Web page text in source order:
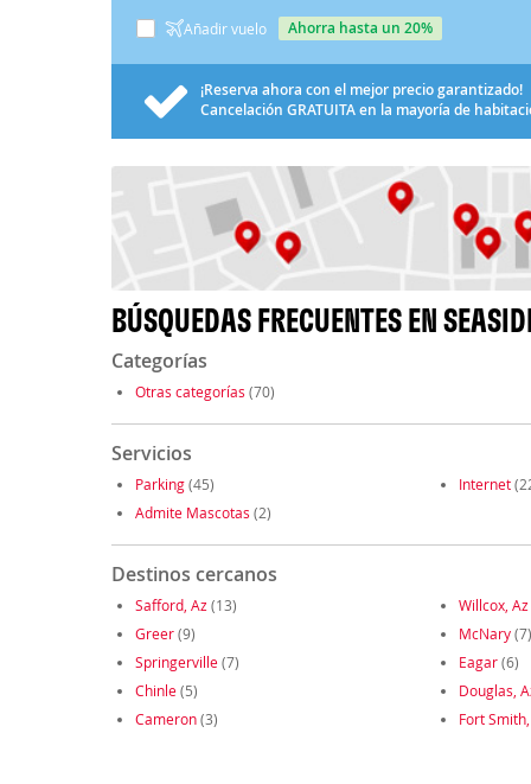
Añadir vuelo ahorra hasta un 20%
¡Reserva ahora con el mejor precio garantizado!
Cancelación GRATUITAen la mayoría de
BÚSQUEDAS FRECUENTES EN
Categorías
Otras categorías (70)
Servicios
Parking(45) Internet
Admite Mascotas (2)
Destinos cercanos
Safford, Az (13) Willcox, Az
Greer(9) McNary(7)
Springerville(7) Eagar(6)
Chinle(5) Douglas,
Cameron(3) Fort